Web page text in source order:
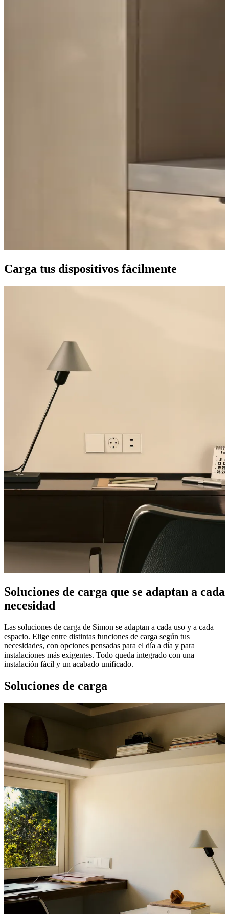
Carga tus dispositivos fácilmente
Soluciones de carga que se adaptan a cada
necesidad
Las soluciones de carga de Simon se adaptan a cada uso y a cada
espacio. Elige entre distintas funciones de carga según tus
necesidades, con opciones pensadas para el día a día y para
instalaciones más exigentes. Todo queda integrado con una
instalación fácil y un acabado unificado.
Soluciones de carga